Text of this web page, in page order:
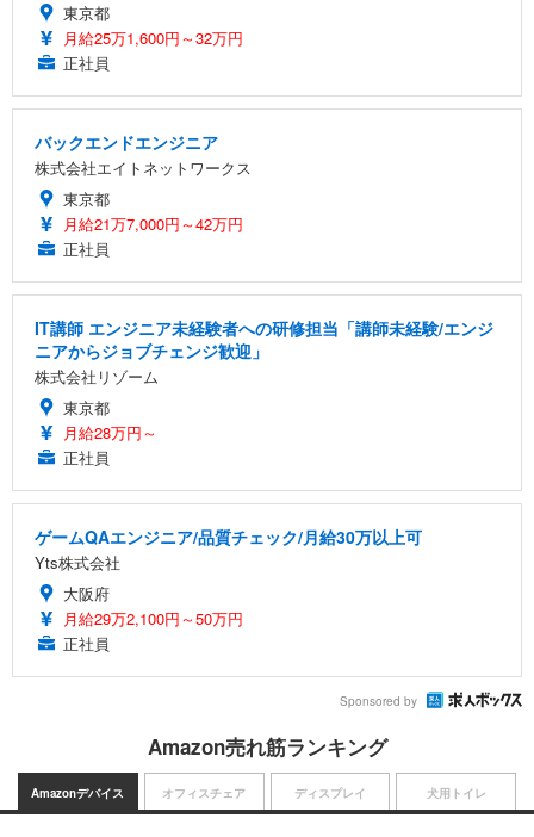
東京都
月給25万1,600円～32万円
正社員
バックエンドエンジニア
株式会社エイトネットワークス
東京都
月給21万7,000円～42万円
正社員
IT講師 エンジニア未経験者への研修担当「講師未経験/エンジ
ニアからジョブチェンジ歓迎」
株式会社リゾーム
東京都
月給28万円～
正社員
ゲームQAエンジニア/品質チェック/月給30万以上可
Yts株式会社
大阪府
月給29万2,100円～50万円
正社員
Sponsored by
Amazon売れ筋ランキング
Amazonデバイス オフィスチェア ディスプレイ 犬用トイレ